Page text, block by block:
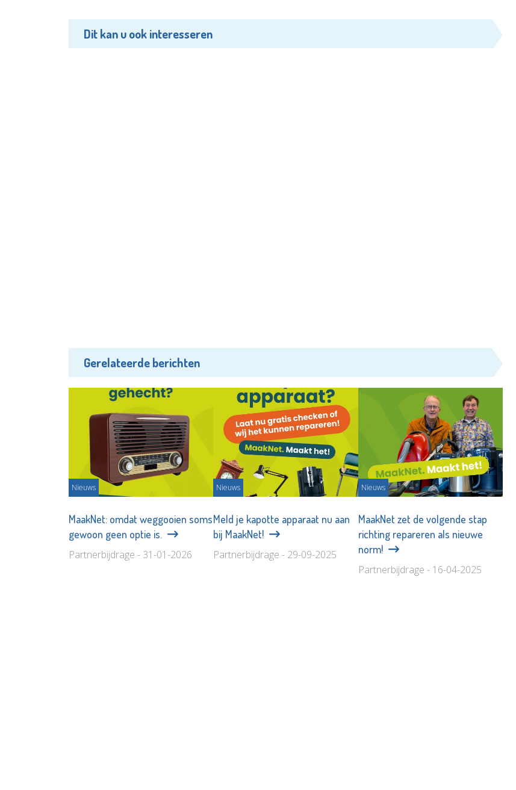
Dit kan u ook interesseren
Gerelateerde berichten
Nieuws
MaakNet: omdat weggooien soms
gewoon geen optie is.
Partnerbijdrage - 31-01-2026
Nieuws
Meld je kapotte apparaat nu aan
bij MaakNet!
Partnerbijdrage - 29-09-2025
Nieuws
MaakNet zet de volgende stap
richting repareren als nieuwe
norm!
Partnerbijdrage - 16-04-2025